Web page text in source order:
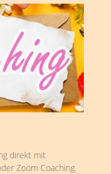
direkt mit
Zoom Coaching.